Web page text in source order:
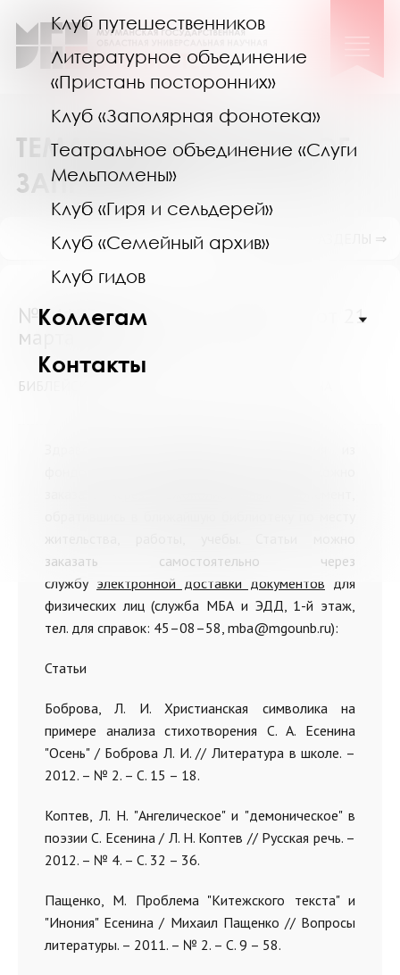
Клуб путешественников
Литературное объединение
«Пристань посторонних»
Клуб «Заполярная фонотека»
Театральное объединение «Слуги
Мельпомены»
Клуб «Гиря и сельдерей»
Клуб «Семейный архив»
Клуб гидов
Коллегам
Контакты
ТЕМАТИЧЕСКИЙ КАТАЛОГ
ЗАПРОСОВ
№14189 (Мурманская область) от 21
марта 2023
БИБЛЕЙСКИЕ ПРИТЧИ В ТВОРЧЕСТВЕ ЕСЕНИНА
заказать самостоятельно через
службу электронной доставки документов для
физических лиц (служба МБА и ЭДД, 1-й этаж,
тел. для справок: 45–08–58, mba@mgounb.ru):
Статьи
Боброва, Л. И. Христианская символика на
примере анализа стихотворения С. А. Есенина
"Осень" / Боброва Л. И. // Литература в школе. –
2012. – № 2. – С. 15 – 18.
Коптев, Л. Н. "Ангелическое" и "демоническое" в
поэзии С. Есенина / Л. Н. Коптев // Русская речь. –
2012. – № 4. – С. 32 – 36.
Пащенко, М. Проблема "Китежского текста" и
"Инония" Есенина / Михаил Пащенко // Вопросы
литературы. – 2011. – № 2. – С. 9 – 58.
ПОКАЗАТЬ ПОДРАЗДЕЛЫ ⇒